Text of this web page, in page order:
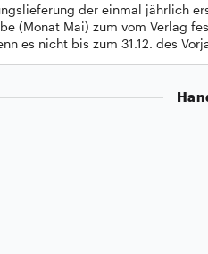
der einmal jährlich
(Monat Mai) zum vom Verlag
es nicht bis zum 31.12. des